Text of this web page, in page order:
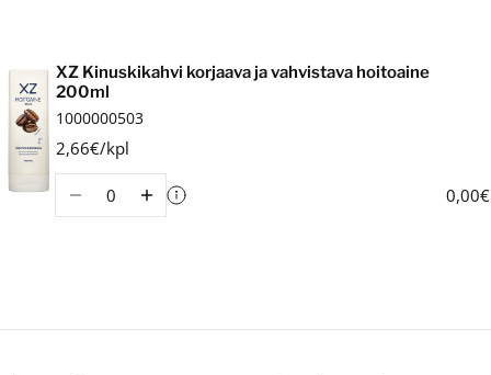
OstoskoriXZ Kinuskikahvi korjaava ja vahvistava hoitoaine
200ml
1000000503
2,66€/kpl
0,00€